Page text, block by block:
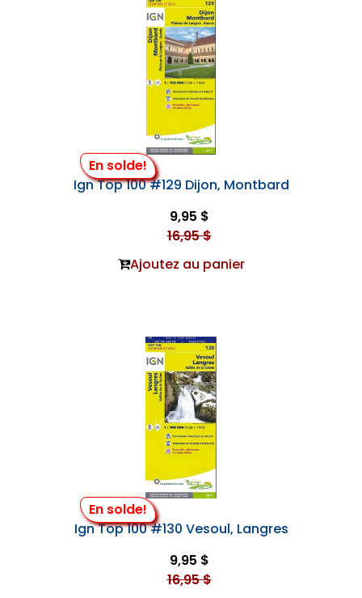
En solde!
Ign Top 100 #129 Dijon, Montbard
9,95 $
16,95 $
Ajoutez au panier
En solde!
Ign Top 100 #130 Vesoul, Langres
9,95 $
16,95 $